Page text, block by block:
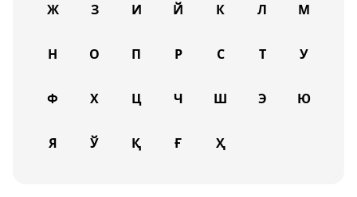
Ж З И Й К Л М
Н О П Р С Т У
Ф Х Ц Ч Ш Э Ю
Я Ў Қ Ғ Ҳ